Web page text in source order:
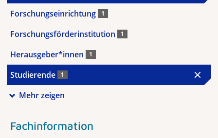
Forschungseinrichtung 1
Forschungsförderinstitution 1
Herausgeber*innen 1
Studierende 1
Mehr zeigen
Fachinformation